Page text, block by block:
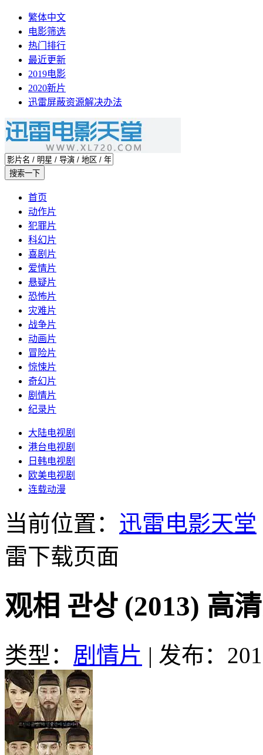
繁体中文
电影筛选
热门排行
最近更新
2019电影
2020新片
迅雷屏蔽资源解决办法
首页
动作片
犯罪片
科幻片
喜剧片
爱情片
悬疑片
恐怖片
灾难片
战争片
动画片
冒险片
惊悚片
奇幻片
剧情片
纪录片
大陆电视剧
港台电视剧
日韩电视剧
欧美电视剧
连载动漫
当前位置： 迅雷电影天堂
雷下载页面
观相 관상 (2013) 高
类型： 剧情片 | 发布：